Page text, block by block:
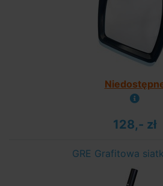
128,- zł
GRE Grafitowa